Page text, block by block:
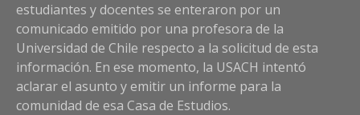
estudiantes y docentes se enteraron por un
comunicado emitido por una profesora de la
Universidad de Chile respecto a la solicitud de esta
información. En ese momento, la USACH intentó
aclarar el asunto y emitir un informe para la
comunidad de esa Casa de Estudios.